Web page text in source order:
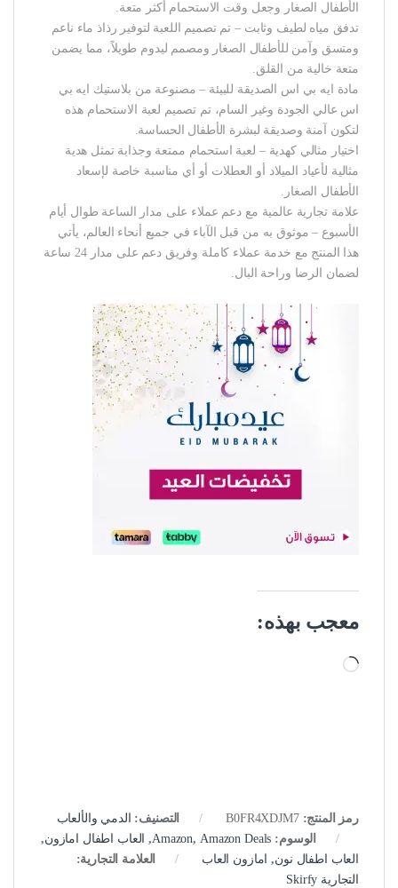
الأطفال الصغار وجعل وقت الاستحمام أكثر متعة.
تدفق مياه لطيف وثابت – تم تصميم اللعبة لتوفير رذاذ ماء ناعم
ومتسق وآمن للأطفال الصغار ومصمم ليدوم طويلاً، مما يضمن
متعة خالية من القلق.
مادة ايه بي اس الصديقة للبيئة – مصنوعة من بلاستيك ايه بي
اس عالي الجودة وغير السام، تم تصميم لعبة الاستحمام هذه
لتكون آمنة وصديقة لبشرة الأطفال الحساسة.
اختيار مثالي كهدية – لعبة استحمام ممتعة وجذابة تمثل هدية
مثالية لأعياد الميلاد أو العطلات أو أي مناسبة خاصة لإسعاد
الأطفال الصغار.
علامة تجارية عالمية مع دعم عملاء على مدار الساعة طوال أيام
الأسبوع – موثوق به من قبل الآباء في جميع أنحاء العالم، يأتي
هذا المنتج مع خدمة عملاء كاملة وفريق دعم على مدار 24 ساعة
لضمان الرضا وراحة البال.
معجب بهذه:
جاري التحميل…
رمز المنتج:B0FR4XDJM7 التصنيف: الدمي والألعاب
الوسوم:
Amazon, Amazon Deals
, العاب اطفال امازون,
العاب اطفال نون, امازون العاب
العلامة التجارية:
التجارية Skirfy